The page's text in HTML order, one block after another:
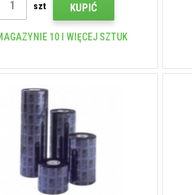
szt KUPIĆ
10 I WIĘCEJ SZTUK